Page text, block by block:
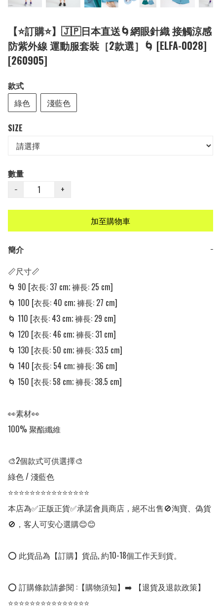
【⭐訂購⭐】🇯🇵日本直送🌀網眼針織 接觸涼感
防紫外線 運動服套裝［2款選］🌀 [ELFA-0028]
[260905]
款式
綠色
淺藍色
SIZE
數量
−
+
加至購物車
簡介
−
📏尺寸📏
🌀 90 [衣長: 37 cm; 褲長: 25 cm]
🌀 100 [衣長: 40 cm; 褲長: 27 cm]
🌀 110 [衣長: 43 cm; 褲長: 29 cm]
🌀 120 [衣長: 46 cm; 褲長: 31 cm]
🌀 130 [衣長: 50 cm; 褲長: 33.5 cm]
🌀 140 [衣長: 54 cm; 褲長: 36 cm]
🌀 150 [衣長: 58 cm; 褲長: 38.5 cm]
👀素材👀
100% 聚酯纖維
🎨2個款式可供選擇🎨
綠色 / 淺藍色
⭐⭐⭐⭐⭐⭐⭐⭐⭐⭐⭐⭐⭐⭐⭐
本店為✅正版正貨✅承諾會員商店，絕不出售🚫淘寶、偽貨
🚫，客人可安心選購😊😊
⭕ 此貨品為【訂購】貨品, 約10-18個工作天到貨。
⭕ 訂購條款請參閱 :【購物須知】➡️ 【退貨及退款政策】
⭐⭐⭐⭐⭐⭐⭐⭐⭐⭐⭐⭐⭐⭐⭐